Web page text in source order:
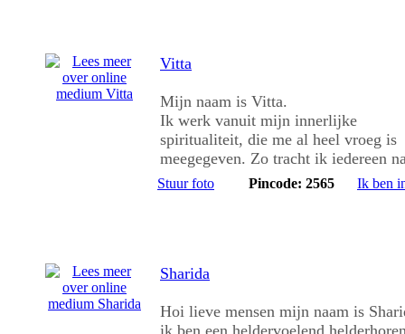
Vitta
Mijn naam is Vitta.
Ik werk vanuit mijn innerlijke
spiritualiteit, die me al heel vroeg is
meegegeven. Zo tracht ik iedereen
Stuur foto Pincode: 2565 Ik ben
Sharida
Hoi lieve mensen mijn naam is
ik ben een heldervoelend